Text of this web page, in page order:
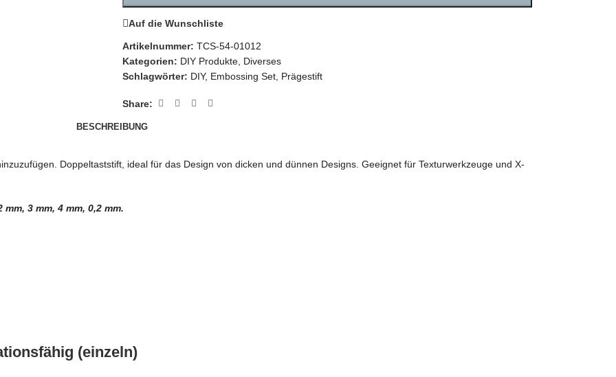
Auf die Wunschliste
Artikelnummer: TCS-54-01012
Kategorien: DIY Produkte, Diverses
Schlagwörter: DIY, Embossing Set, Prägestift
Share:
BESCHREIBUNG
Doppeltaststift, ideal für das Design von dicken und dünnen Designs. Geeignet für Texturwerkzeuge und X-
3 mm, 4 mm, 0,2 mm.
(einzeln)